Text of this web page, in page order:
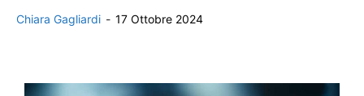
Chiara Gagliardi - 17 Ottobre 2024